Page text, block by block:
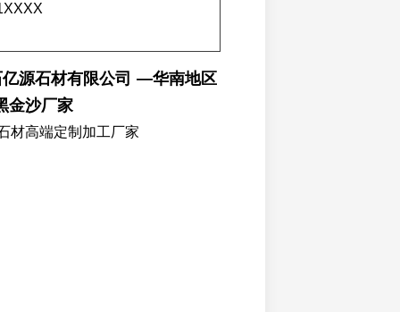
源石材有限公司 —华南地区
金沙厂家
材高端定制加工厂家